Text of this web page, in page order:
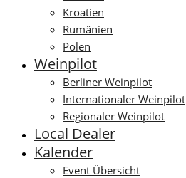
Kroatien
Rumänien
Polen
Weinpilot
Berliner Weinpilot
Internationaler Weinpilot
Regionaler Weinpilot
Local Dealer
Kalender
Event Übersicht